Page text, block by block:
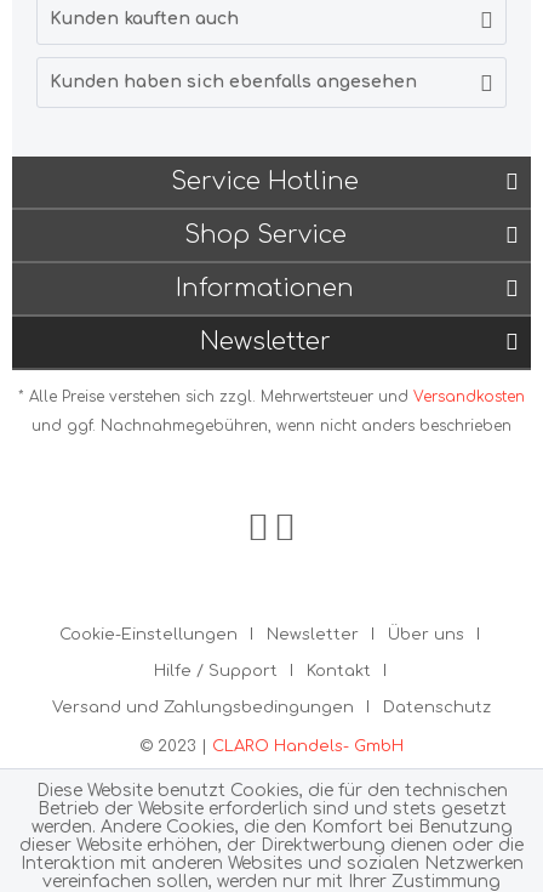
Kunden kauften auch
Kunden haben sich ebenfalls angesehen
Service Hotline
Shop Service
Informationen
Newsletter
* Alle Preise verstehen sich zzgl. Mehrwertsteuer und Versandkosten
und ggf. Nachnahmegebühren, wenn nicht anders beschrieben
Cookie-Einstellungen Newsletter Über uns
Hilfe / Support Kontakt
Versand und Zahlungsbedingungen Datenschutz
© 2023 | CLARO Handels- GmbH
Diese Website benutzt Cookies, die für den technischen
Betrieb der Website erforderlich sind und stets gesetzt
werden. Andere Cookies, die den Komfort bei Benutzung
dieser Website erhöhen, der Direktwerbung dienen oder die
Interaktion mit anderen Websites und sozialen Netzwerken
vereinfachen sollen, werden nur mit Ihrer Zustimmung